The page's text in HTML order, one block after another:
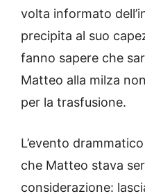
volta informato
precipita al suo
fanno sapere che
Matteo alla milza
per la trasfusione.
L’evento
che Matteo stava
considerazione: